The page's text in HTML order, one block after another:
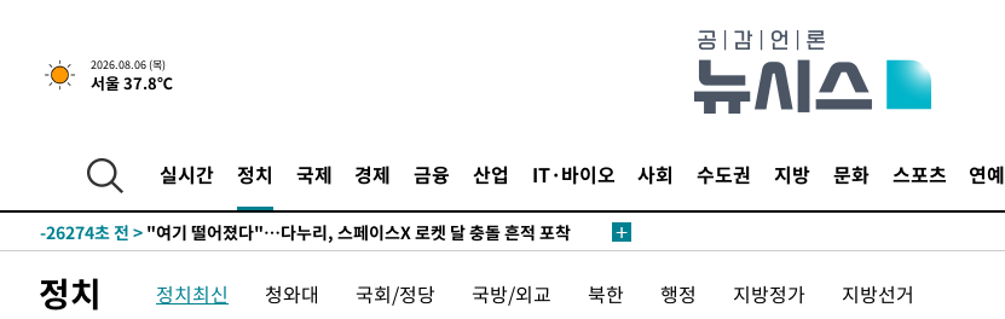
2026.08.06 (목)
서울 37.8℃
실시간 정치 국제 경제 금융 산업 IT·바이오 사회 수도권 지방 문화 스포츠 연예
2시간 전 >[속보] 호르무즈 해협 이란-오만 협상 기대속 뉴욕증시 혼조 마감 다우
-28810초 전 >
[속보]코스피, 301.88포인트(4.58%) 내린 6296.38 마감
-28675초 전 >
-26274초 전 > "여기 떨어졌다"…다누리, 스페이스X 로켓 달 충돌 흔적 포착
-15920초 전 >
내일까지 39도 '펄펄'…기상청 "태풍 지나며 폭염 잠시 꺾인다"
정치 정치최신 청와대 국회/정당 국방/외교 북한 행정 지방정가 지방선거